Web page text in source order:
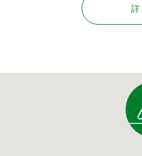
詳